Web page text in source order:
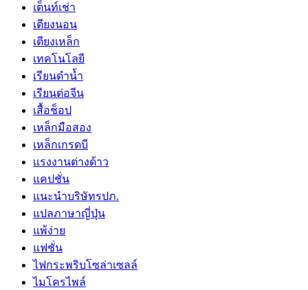
เต็นท์เช่า
เตียงนอน
เตียงเหล็ก
เทคโนโลยี
เรียนดำน้ำ
เรียนต่อจีน
เสื้อช็อป
เหล็กมือสอง
เหล็กเกรดบี
เเรงงานต่างด้าว
แคปชั่น
แนะนำบริษัทรปภ.
แปลภาษาญี่ปุ่น
แพ้ง่าย
แฟชั่น
ไฟกระพริบโซล่าเซลล์
ไมโครไพล์